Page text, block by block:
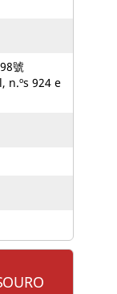
號
n.ºs 924 e